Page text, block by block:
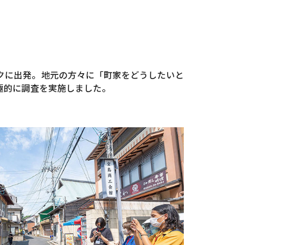
出発。地元の方々に「町家をどうしたいと
に調査を実施しました。